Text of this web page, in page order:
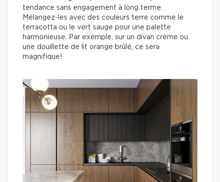
tendance sans engagement à long terme.
Mélangez-les avec des couleurs terre comme le
terracotta ou le vert sauge pour une palette
harmonieuse. Par exemple, sur un divan crème ou
une douillette de lit orange brûlé, ce sera
magnifique!